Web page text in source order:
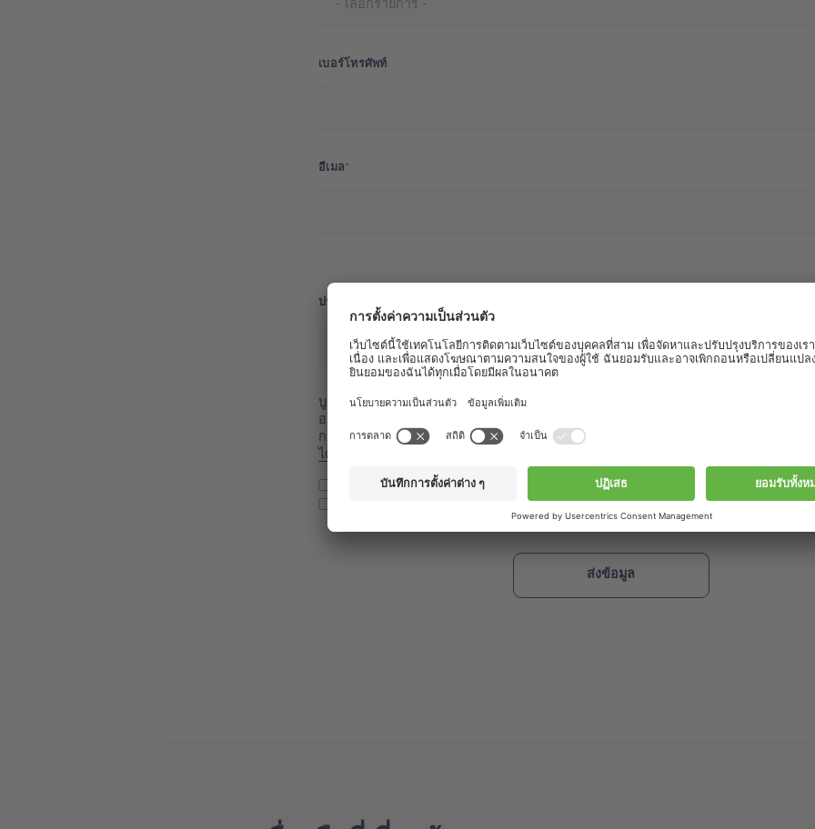
เบอร์โทรศัพท์
อีเมล
ประเทศ
บูชิต้องการส่งข้อมูลอื่น ๆ ที่เกี่ยวข้องถึงคุณในอนาคต เช่น แอพพริเคชันโน๊ต, ไกด์บุ๊ค, การ
ออนไลน์และคำเชิญเข้าร่วมสัมมนาซึ่งคุณอาจสนใจ ดังนั้นทางบูชิจึงต้องการขอความยินย
การติดต่อคุณสามารถค้นหาเกี่ยวกับสิทธิ์ของคุณและวิธีที่เราใช้และประมวลผลข้อมูลส่ว
ได้ใน นโยบายความเป็นส่วนตัว
ฉันยืนยันว่าได้อ่านและตกลงในนโยบายส่วนบุคคลของ www.buchi.com
ฉันอนุญาติให้ www.buchi.com ส่งสื่อทางการตลาดที่เกี่ยวข้องถึงฉันได้